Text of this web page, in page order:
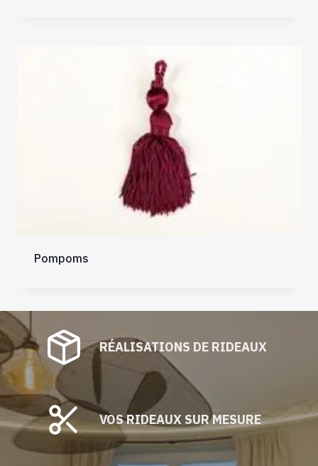
Pompoms
RÉALISATIONS DE RIDEAUX
VOS RIDEAUX SUR MESURE